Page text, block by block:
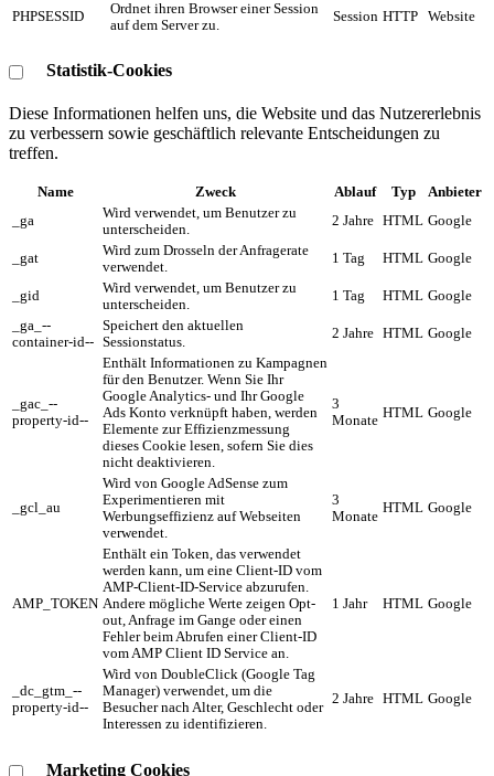
PHPSESSID
Ordnet ihren Browser einer Session
auf dem Server zu.
Session HTTP Website
Statistik-Cookies
Diese Informationen helfen uns, die Website und das Nutzererlebnis
zu verbessern sowie geschäftlich relevante Entscheidungen zu
treffen.
Name Zweck Ablauf Typ
Anbieter
_ga
Wird verwendet, um Benutzer zu
unterscheiden.
2 Jahre HTML Google
_gat
Wird zum Drosseln der Anfragerate
verwendet.
1 Tag HTML Google
_gid
Wird verwendet, um Benutzer zu
unterscheiden.
1 Tag HTML Google
_ga_--
container-id--
Speichert den aktuellen
Sessionstatus.
2 Jahre HTML Google
_gac_--
property-id--
Enthält Informationen zu Kampagnen
für den Benutzer. Wenn Sie Ihr
Google Analytics- und Ihr Google
Ads Konto verknüpft haben, werden
Elemente zur Effizienzmessung
dieses Cookie lesen, sofern Sie dies
nicht deaktivieren.
3
Monate HTML Google
_gcl_au
Wird von Google AdSense zum
Experimentieren mit
Werbungseffizienz auf Webseiten
verwendet.
3
Monate
HTML Google
AMP_TOKEN
Enthält ein Token, das verwendet
werden kann, um eine Client-ID vom
AMP-Client-ID-Service abzurufen.
Andere mögliche Werte zeigen Opt-
out, Anfrage im Gange oder einen
Fehler beim Abrufen einer Client-ID
vom AMP Client ID Service an.
1 Jahr HTML Google
_dc_gtm_--
property-id--
Wird von DoubleClick (Google Tag
Manager) verwendet, um die
Besucher nach Alter, Geschlecht oder
Interessen zu identifizieren.
2 Jahre HTML Google
Marketing Cookies